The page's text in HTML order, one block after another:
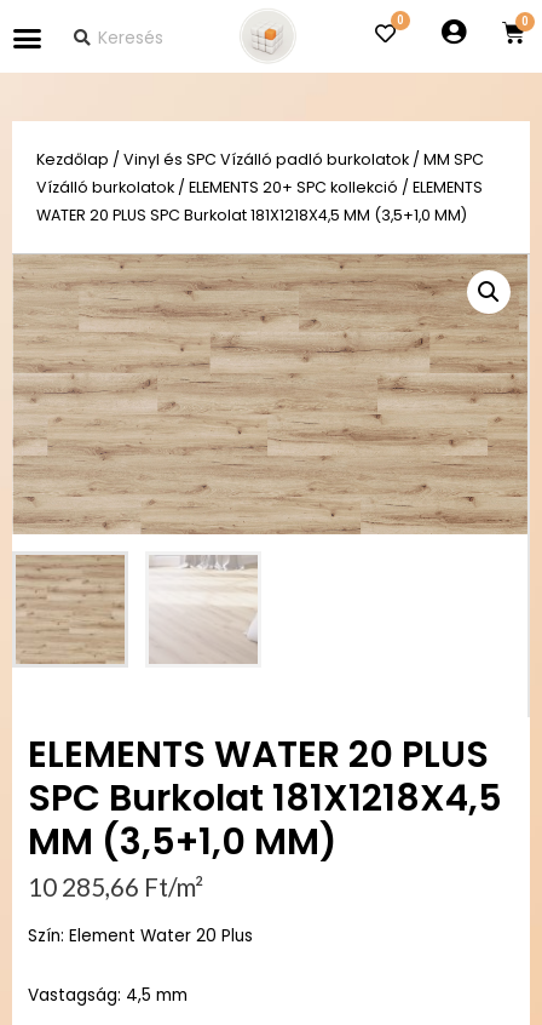
0
Kezdőlap / Vinyl és SPC Vízálló padló burkolatok / MM SPC
Vízálló burkolatok / ELEMENTS 20+ SPC kollekció / ELEMENTS
WATER 20 PLUS SPC Burkolat 181X1218X4,5 MM (3,5+1,0 MM)
ELEMENTS WATER 20 PLUS
SPC Burkolat 181X1218X4,5
MM (3,5+1,0 MM)
10 285,66 Ft/m²
Szín: Element Water 20 Plus
Vastagság: 4,5 mm